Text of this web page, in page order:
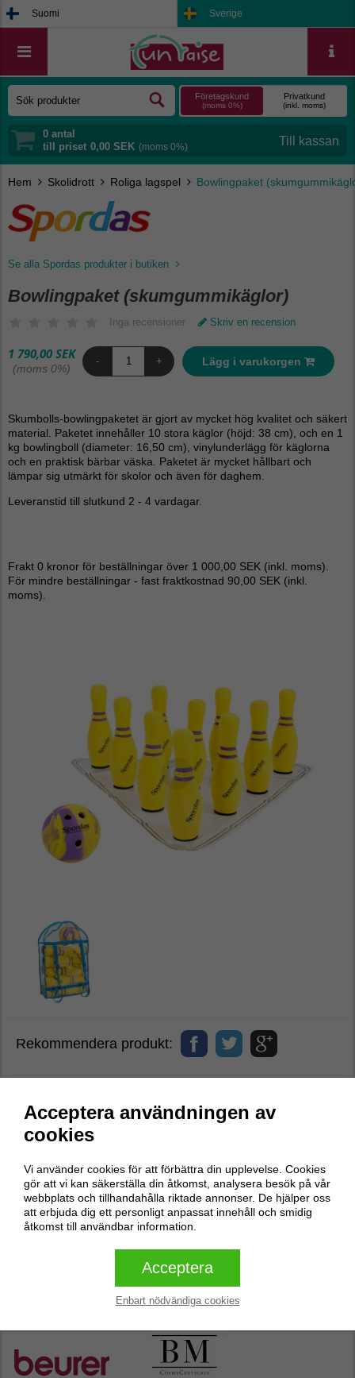
Acceptera användningen av
cookies
Vi använder cookies för att förbättra din upplevelse. Cookies
gör att vi kan säkerställa din åtkomst, analysera besök på vår
webbplats och tillhandahålla riktade annonser. De hjälper oss
att erbjuda dig ett personligt anpassat innehåll och smidig
åtkomst till användbar information.
Acceptera
Enbart nödvändiga cookies
Suomi Sverige
Företagskund
(moms 0%)
Privatkund
(inkl. moms)
0 antal
till priset 0,00 SEK (moms 0%)
Hem Skolidrott Roliga lagspel Bowlingpaket
Bowlingpaket (skumgummikäglor)
Inga recensioner Skriv en recension
Se alla Spordas produkter i butiken
1 790,00 SEK
(moms 0%)
- + Lägg i varukorgen
Skumbolls-bowlingpaketet är gjort av mycket hög kvalitet och säkert
material. Paketet innehåller 10 stora käglor (höjd: 38 cm), och en 1
kg bowlingboll (diameter: 16,50 cm), vinylunderlägg för käglorna
och en praktisk bärbar väska. Paketet är mycket hållbart och
lämpar sig utmärkt för skolor och även för daghem.
Leveranstid till slutkund 2 - 4 vardagar.
Frakt 0 kronor för beställningar över 1 000,00 SEK (inkl. moms).
För mindre beställningar - fast fraktkostnad 90,00 SEK (inkl.
moms).
Rekommendera produkt:
0 Recensioner
Skriv en recension
Skriv en recension
Butikens populäraste varumärken